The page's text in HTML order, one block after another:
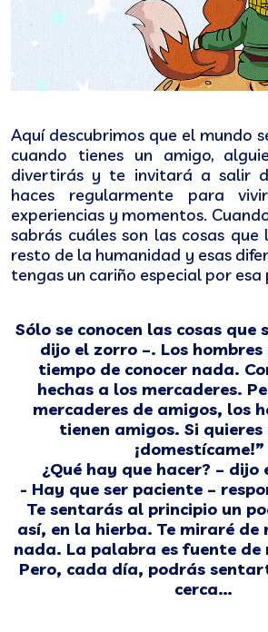
Aquí descubrimos que el mundo
cuando tienes un amigo,
divertirás y te invitará a salir
haces regularmente para
experiencias y momentos.
sabrás cuáles son las cosas que
resto de la humanidad y esas
tengas un cariño especial por esa
Sólo se conocen las cosas que
dijo el zorro –. Los
tiempo de conocer nada.
hechas a los mercaderes.
mercaderes de amigos, los
tienen amigos. Si
¡domestícame!”
¿Qué hay que hacer? –
- Hay que ser paciente –
Te sentarás al principio un
así, en la hierba. Te miraré de
nada. La palabra es fuente de
Pero, cada día, podrás
cerca…